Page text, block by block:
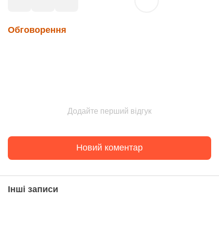
Обговорення
Додайте перший відгук
Новий коментар
Інші записи